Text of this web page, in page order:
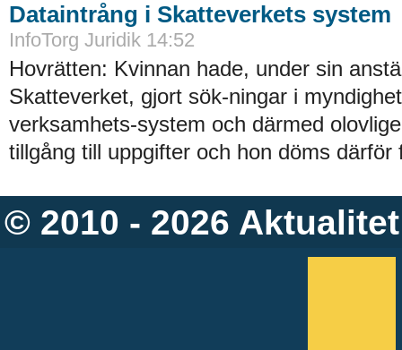
Dataintrång i Skatteverkets system
InfoTorg Juridik 14:52
Hovrätten: Kvinnan hade, under sin
Skatteverket, gjort sök-ningar i
verksamhets-system och därmed
tillgång till uppgifter och hon döms därför
© 2010 - 2026 Aktualitet